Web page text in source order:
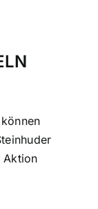
Aktion